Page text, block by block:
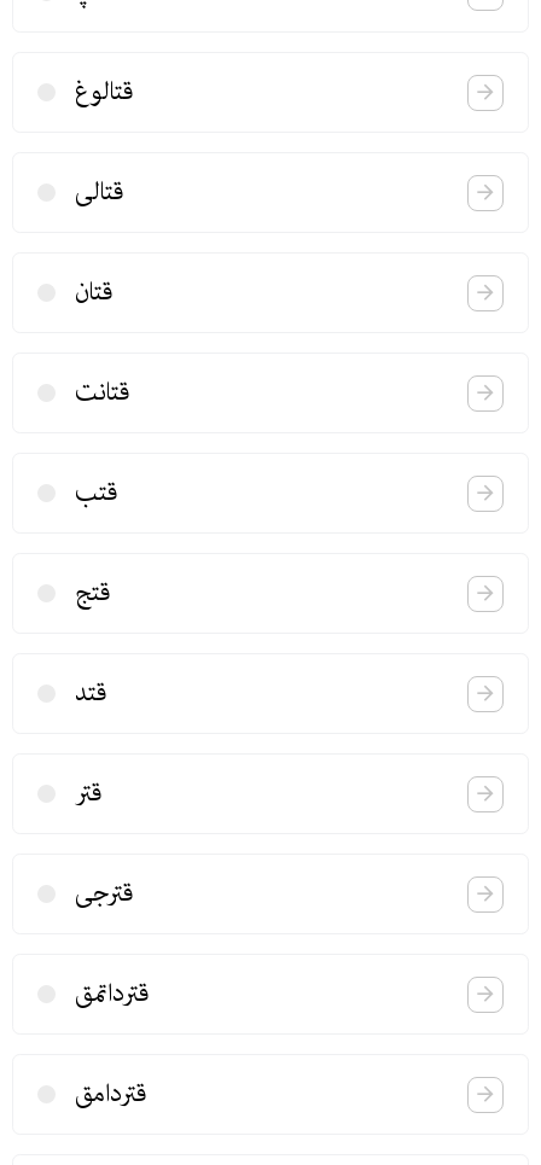
قتالوغ
قتالی
قتان
قتانت
قتب
قتج
قتد
قتر
قترجی
قترداتمق
قتردامق